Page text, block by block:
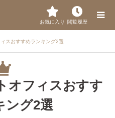
お気に入り 閲覧履歴
スおすすめランキング2選
オフィスおすす
ング2選